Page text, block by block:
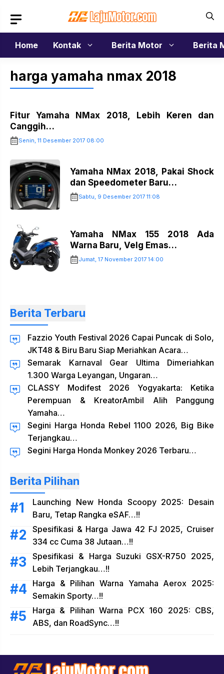
isi
Home
Kontak Berita Motor Berita
harga yamaha nmax 2018
Fitur Yamaha NMax 2018, Lebih Keren dan
Canggih…
Senin, 11 Desember 2017 08:00
Yamaha NMax 2018, Pakai Shock
dan Speedometer Baru…
Sabtu, 9 Desember 2017 11:08
Yamaha NMax 155 2018 Ada
Warna Baru, Velg Emas…
Jumat, 17 November 2017 14:00
Berita Terbaru
Fazzio Youth Festival 2026 Capai Puncak di Solo,
JKT48 & Biru Baru Siap Meriahkan Acara…
Semarak Karnaval Gear Ultima Dimeriahkan
1.300 Warga Leyangan, Ungaran…
CLASSY Modifest 2026 Yogyakarta: Ketika
Perempuan & KreatorAmbil Alih Panggung
Yamaha…
Segini Harga Honda Rebel 1100 2026, Big Bike
Terjangkau…
Segini Harga Honda Monkey 2026 Terbaru…
Berita Pilihan
Launching New Honda Scoopy 2025: Desain
Baru, Tetap Rangka eSAF…!!
Spesifikasi & Harga Jawa 42 FJ 2025, Cruiser
334 cc Cuma 38 Jutaan…!!
Spesifikasi & Harga Suzuki GSX-R750 2025,
Lebih Terjangkau…!!
Harga & Pilihan Warna Yamaha Aerox 2025:
Semakin Sporty…!!
Harga & Pilihan Warna PCX 160 2025: CBS,
ABS, dan RoadSync…!!